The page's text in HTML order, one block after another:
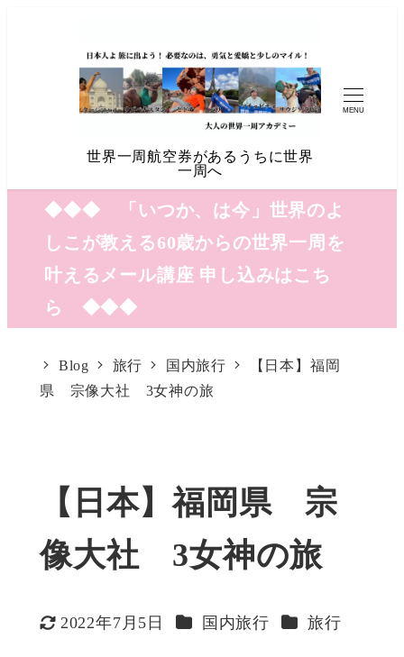
世界一周航空券があるうちに世界
一周へ
MENU
◆◆◆ 「いつか、は今」世界のよ
しこが教える60歳からの世界一周を
叶えるメール講座 申し込みはこち
ら ◆◆◆
Blog 旅行 国内旅行
【日本】福岡
県 宗像大社 3女神の旅
【日本】福岡県 宗
像大社 3女神の旅
更新日
2022年7月5日 カテゴリー
国内旅行 カテゴリー
旅行